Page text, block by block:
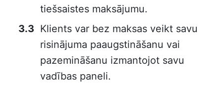
tiešsaistes maksājumu.
Klients var bez maksas veikt savu
risinājuma paaugstināšanu vai
pazemināšanu izmantojot savu
vadības paneli.